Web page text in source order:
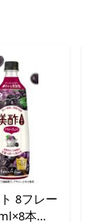
8フレー
本